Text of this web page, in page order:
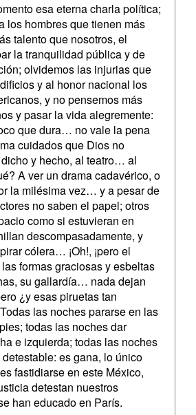
esa eterna charla política;
los hombres que tienen más
talento que nosotros, el
la tranquilidad pública y de
olvidemos las injurias que
y al honor nacional los
y no pensemos más
y pasar la vida alegremente:
que dura… no vale la pena
cuidados que Dios no
y hecho, al teatro… al
A ver un drama cadavérico, o
la milésima vez… y a pesar de
no saben el papel; otros
como si estuvieran en
descompasadamente, y
cólera… ¡Oh!, ¡pero el
formas graciosas y esbeltas
su gallardía… nada dejan
¿y esas piruetas tan
las noches pararse en las
todas las noches dar
e izquierda; todas las noches
es gana, lo único
fastidiarse en este México,
detestan nuestros
han educado en París.